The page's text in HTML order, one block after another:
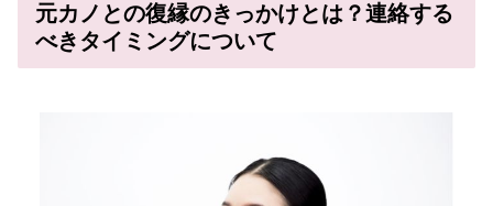
元カノとの復縁のきっかけとは？連絡する
べきタイミングについて